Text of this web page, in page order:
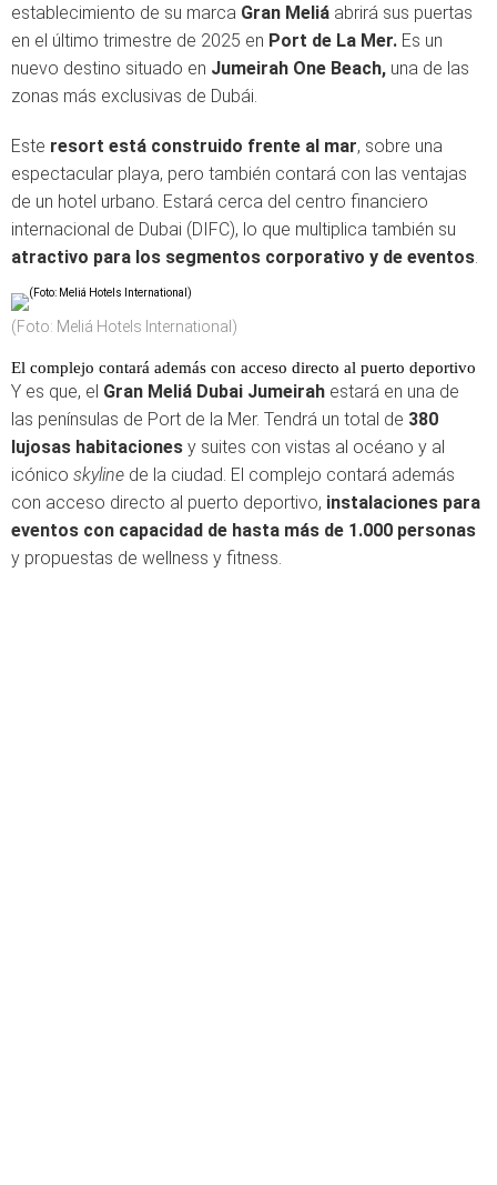
establecimiento de su marca Gran Meliá abrirá sus puertas
en el último trimestre de 2025 en Port de La Mer. Es un
nuevo destino situado en Jumeirah One Beach, una de las
zonas más exclusivas de Dubái.
Este resort está construido frente al mar, sobre una
espectacular playa, pero también contará con las ventajas
de un hotel urbano. Estará cerca del centro financiero
internacional de Dubai (DIFC), lo que multiplica también su
atractivo para los segmentos corporativo y de eventos.
(Foto: Meliá Hotels International)
El complejo contará además con acceso directo al puerto deportivo
Y es que, el Gran Meliá Dubai Jumeirah estará en una de
las penínsulas de Port de la Mer. Tendrá un total de 380
lujosas habitaciones y suites con vistas al océano y al
icónico skyline de la ciudad. El complejo contará además
con acceso directo al puerto deportivo, instalaciones para
eventos con capacidad de hasta más de 1.000 personas
y propuestas de wellness y fitness.